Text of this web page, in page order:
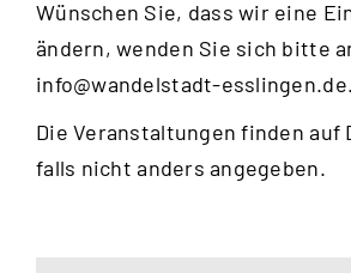
Wünschen Sie, dass wir eine
ändern, wenden Sie sich bitte
info@wandelstadt-esslingen.de.
Die Veranstaltungen finden auf
falls nicht anders angegeben.